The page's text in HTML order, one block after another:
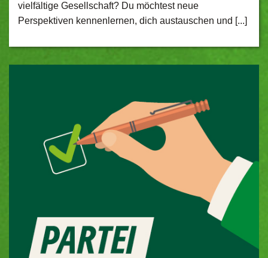
vielfältige Gesellschaft? Du möchtest neue
Perspektiven kennenlernen, dich austauschen und [...]